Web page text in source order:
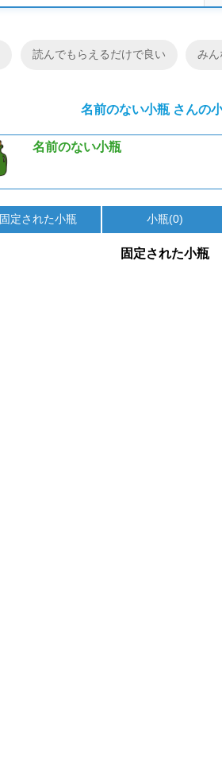
読んでもらえるだけで良い みん
名前のない小瓶 さんの
名前のない小瓶
固定された小瓶 小瓶(0)
固定された小瓶